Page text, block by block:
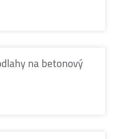
na betonový